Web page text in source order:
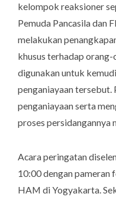
kelompok reaksioner
Pemuda Pancasila dan
melakukan
khusus terhadap orang-
digunakan untuk
penganiayaan tersebut.
penganiayaan serta
proses persidangannya
Acara peringatan
10:00 dengan pameran
HAM di Yogyakarta.